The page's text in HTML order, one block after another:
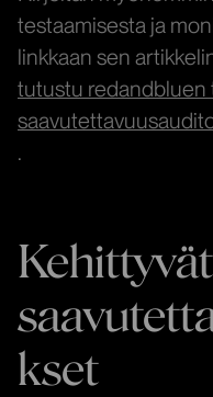
testaamisesta ja
linkkaan sen
tutustu redandbluen
.
Kehittyvät
kset